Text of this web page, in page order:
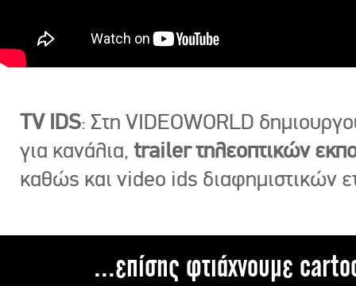
TV IDS: Στη VIDEOWORLD
για κανάλια, trailer τηλεοπτικών
καθώς και video ids διαφημιστικών
...επίσης φτιάχνουμε